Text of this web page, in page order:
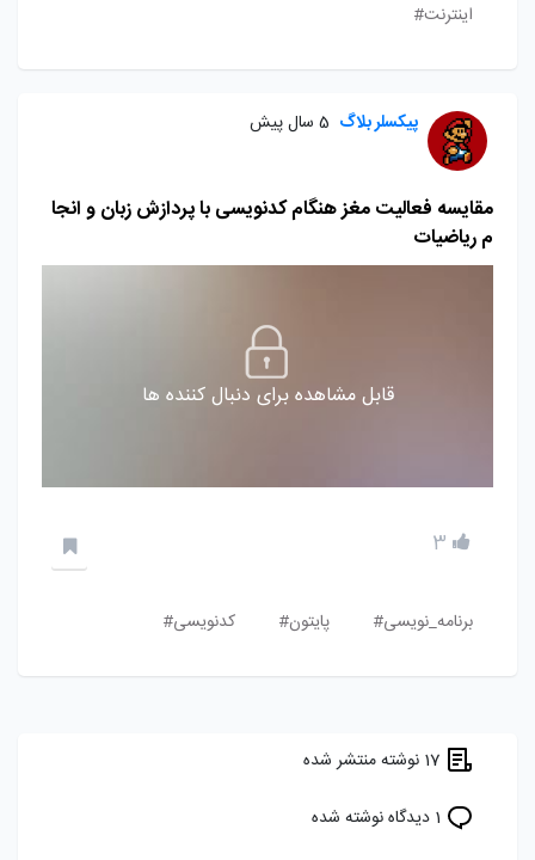
اینترنت#
پیکسلر بلاگ 5 سال پیش
مقایسه فعالیت مغز هنگام کدنویسی با پردازش زبان و انجا
م ریاضیات
قابل مشاهده برای دنبال کننده ها
3
برنامه_نویسی# پایتون# کدنویسی#